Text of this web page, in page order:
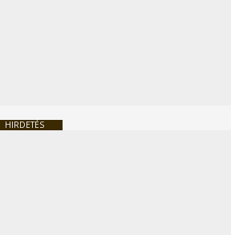
HIRDETÉS